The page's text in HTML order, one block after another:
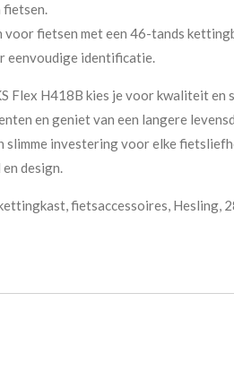
fietsen.
voor fietsen met een 46-tands
identificatie.
Flex H418B kies je voor kwaliteit en
en geniet van een langere
slimme investering voor elke
design.
fietsaccessoires, Hesling,